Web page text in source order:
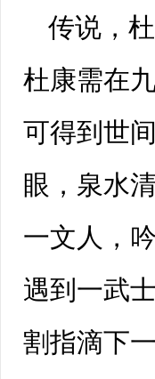
传说，
杜康需在
可得到世
眼，泉水
一文人，
遇到一武
割指滴下